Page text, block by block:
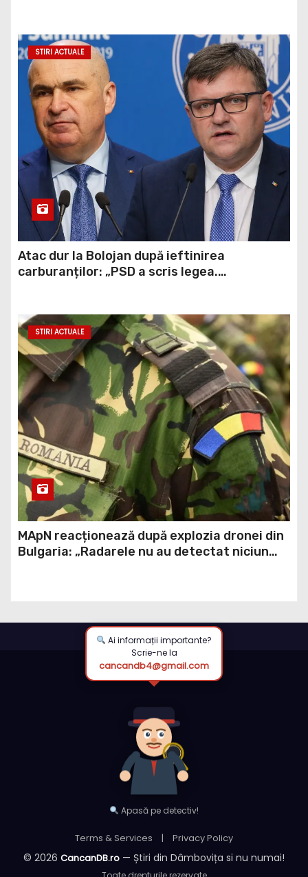
STIRI ACTUALE
Atac dur la Bolojan după ieftinirea
carburanților: „PSD a scris legea.
STIRI ACTUALE
MApN reacționează după explozia dronei din
Bulgaria: „Radarele nu au detectat niciun
Ai informații importante?
Scrie-ne la
cancandb4@gmail.com
Apasă pe detectiv!
Terms & Services | Privacy Policy
© 2026 CancanDB.ro — Știri din Dâmbovița si nu numai!